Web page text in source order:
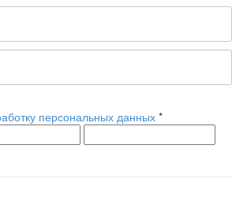
персональных данных *